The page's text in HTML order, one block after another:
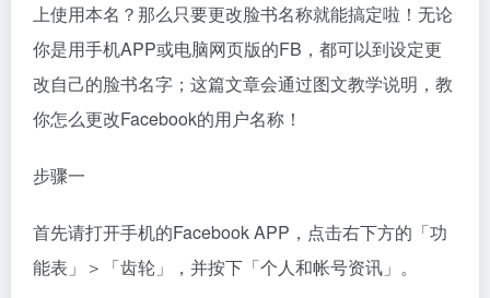
上使用本名？那么只要更改脸书名称就能搞定啦！无论
你是用手机APP或电脑网页版的FB，都可以到设定更
改自己的脸书名字；这篇文章会通过图文教学说明，教
你怎么更改Facebook的用户名称！
步骤一
首先请打开手机的Facebook APP，点击右下方的「功
能表」＞「齿轮」，并按下「个人和帐号资讯」。